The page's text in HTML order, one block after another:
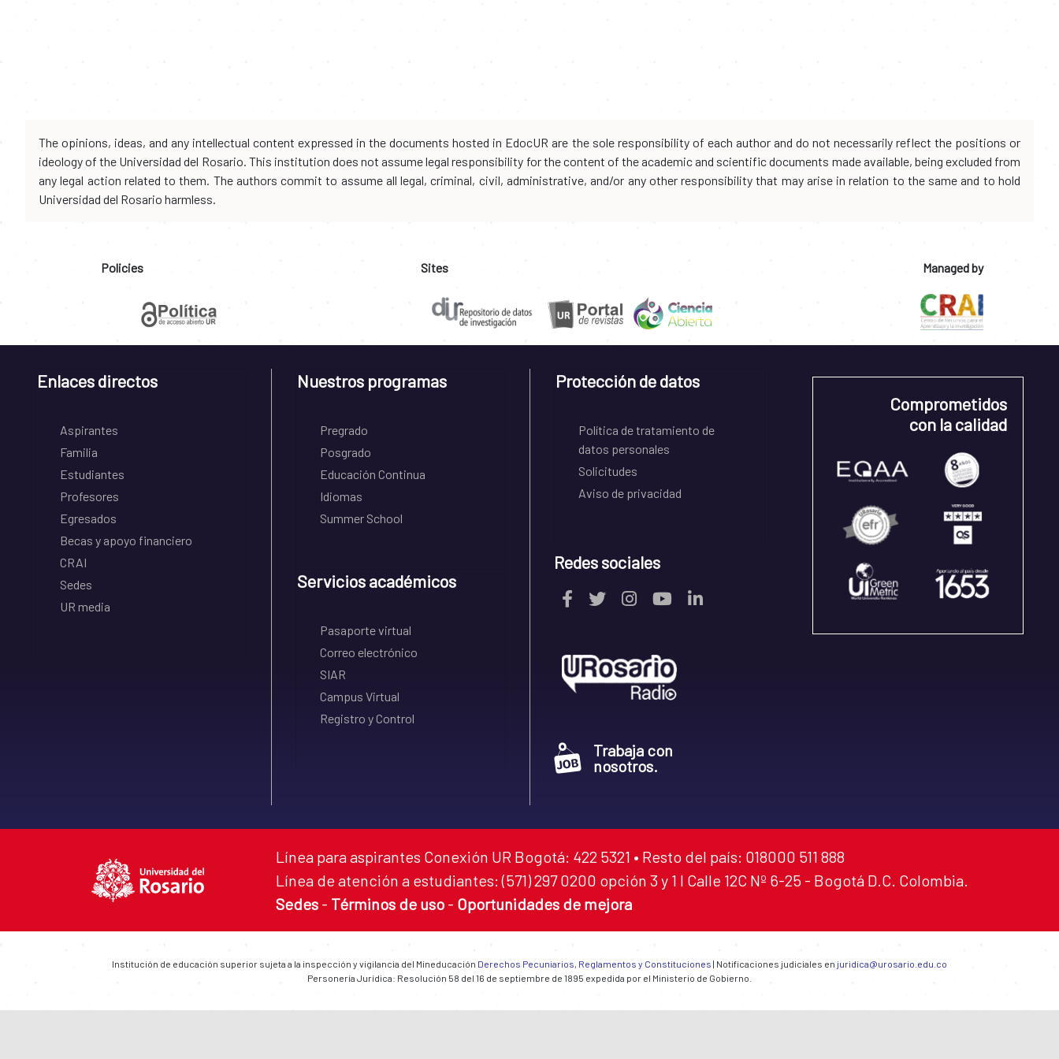
The opinions, ideas, and any intellectual content expressed in the documents hosted in EdocUR are the sole responsibility of each author and do not necessarily reflect the positions or
ideology of the Universidad del Rosario. This institution does not assume legal responsibility for the content of the academic and scientific documents made available, being excluded from
any legal action related to them. The authors commit to assume all legal, criminal, civil, administrative, and/or any other responsibility that may arise in relation to the same and to hold
Universidad del Rosario harmless.
Policies Sites Managed by
Enlaces directos
Aspirantes
Familia
Estudiantes
Profesores
Egresados
Becas y apoyo financiero
CRAI
Sedes
UR media
Nuestros programas
Pregrado
Posgrado
Educación Continua
Idiomas
Summer School
Servicios académicos
Pasaporte virtual
Correo electrónico
SIAR
Campus Virtual
Registro y Control
Protección de datos
Política de tratamiento de
datos personales
Solicitudes
Aviso de privacidad
Redes sociales
Trabaja con
nosotros.
Comprometidos
con la calidad
Línea para aspirantes Conexión UR Bogotá: 422 5321 • Resto del país: 018000 511 888
Línea de atención a estudiantes: (571) 297 0200 opción 3 y 1 I Calle 12C Nº 6-25 - Bogotá D.C. Colombia.
Sedes - Términos de uso - Oportunidades de mejora
Institución de educación superior sujeta a la inspección y vigilancia del Mineducación Derechos Pecuniarios, Reglamentos y Constituciones | Notificaciones judiciales en juridica@urosario.edu.co
Personería Jurídica: Resolución 58 del 16 de septiembre de 1895 expedida por el Ministerio de Gobierno.